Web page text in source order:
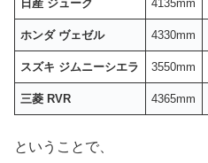
日産 ジューク 4135mm
ホンダ ヴェゼル 4330mm
スズキ ジムニーシエラ 3550mm
三菱 RVR 4365mm
ということで、